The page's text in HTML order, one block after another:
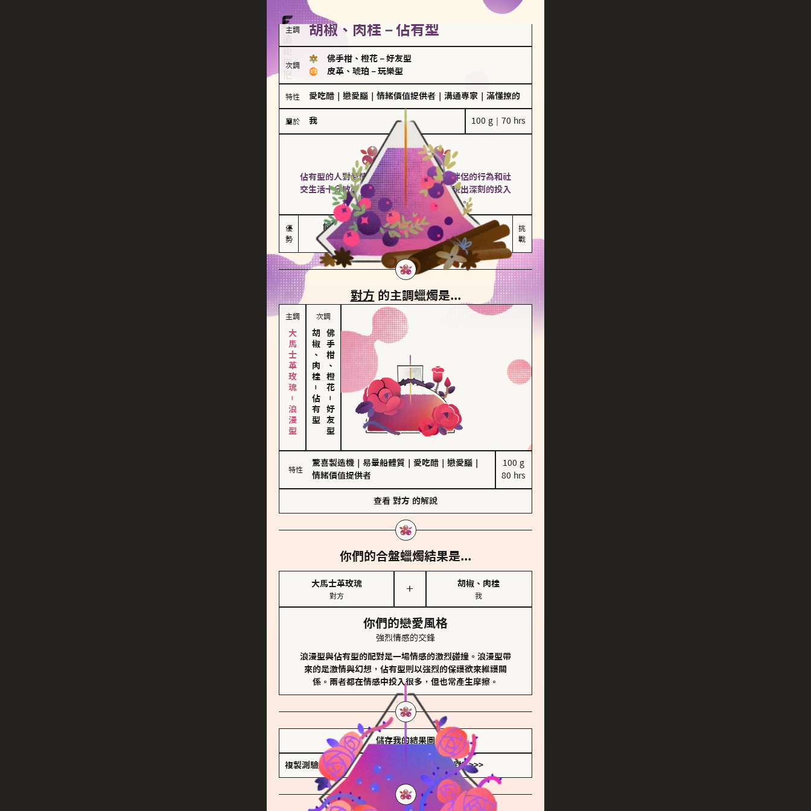
主調 胡椒、肉桂－佔有型
次調
佛手柑、橙花 － 好友型
皮革、琥珀 － 玩樂型
特性 愛吃醋 戀愛腦 情緒價值提供者 溝通專家 滿懂撩的
屬於 我 100 g｜70 hrs
佔有型
胡椒、肉桂
佔有型的人對愛情有強烈的保護欲，對於伴侶的行為和社
交生活十分敏感、容易吃醋。在關係中展現出深刻的投入
和激情，但也可能讓人感到窒息。
優
勢
能建立緊密關係
積極維繫關係熱度
嫉妒心較強
可能出現控制欲
挑
戰
對方 的主調蠟燭是...
主調
大馬士革玫瑰－浪漫型
次調
胡椒、肉桂
－
佔有型
佛手柑、橙花
－
好友型
特性
驚喜製造機 易暈船體質 愛吃醋 戀愛腦
情緒價值提供者
100 g
80 hrs
查看 對方 的解說
你們的合盤蠟燭結果是...
大馬士革玫瑰
對方
＋
胡椒、肉桂
我
你們的戀愛風格
強烈情感的交鋒
浪漫型與佔有型的配對是一場情感的激烈碰撞。浪漫型帶
來的是激情與幻想，佔有型則以強烈的保護欲來維護關
係。兩者都在情感中投入很多，但也常產生摩擦。
儲存我的結果圖
複製測驗連結 查看香氛類型全解析 >>>